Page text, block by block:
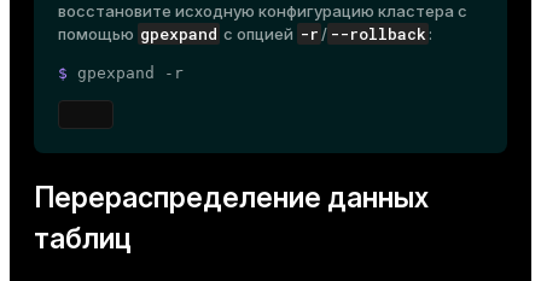
восстановите исходную конфигурацию кластера с
помощью gpexpand с опцией -r/ --rollback:
$ gpexpand -r
Перераспределение данных
таблиц